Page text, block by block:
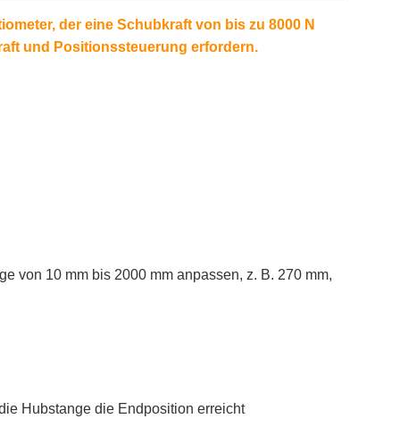
der eine Schubkraft von bis zu 8000 N
und Positionssteuerung erfordern.
von 10 mm bis 2000 mm anpassen, z. B. 270 mm,
Hubstange die Endposition erreicht